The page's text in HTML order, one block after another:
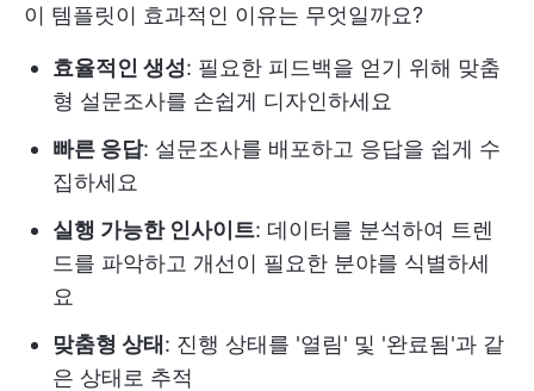
이 템플릿이 효과적인 이유는 무엇일까요?
효율적인 생성: 필요한 피드백을 얻기 위해 맞춤
형 설문조사를 손쉽게 디자인하세요
빠른 응답: 설문조사를 배포하고 응답을 쉽게 수
집하세요
실행 가능한 인사이트: 데이터를 분석하여 트렌
드를 파악하고 개선이 필요한 분야를 식별하세
요
맞춤형 상태: 진행 상태를 '열림' 및 '완료됨'과 같
은 상태로 추적